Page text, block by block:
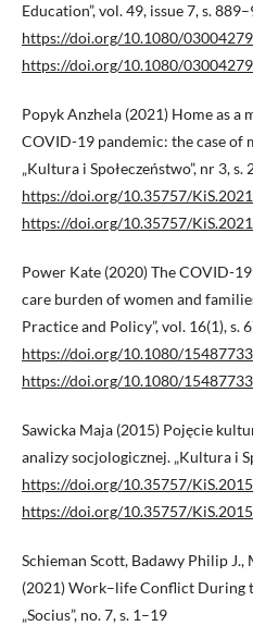
Education”, vol. 49, issue 7, s.
https://doi.org/10.1080/
https://doi.org/10.1080/
Popyk Anzhela (2021) Home as a
COVID-19 pandemic: the case of
„Kultura i Społeczeństwo”, nr 3, s.
https://doi.org/10.35757/
https://doi.org/10.35757/
Power Kate (2020) The COVID-
care burden of women and
Practice and Policy”, vol. 16(1), s.
https://doi.org/10.1080/
https://doi.org/10.1080/
Sawicka Maja (2015) Pojęcie
analizy socjologicznej. „Kultura i
https://doi.org/10.35757/
https://doi.org/10.35757/
Schieman Scott, Badawy Philip
(2021) Work–life Conflict During
„Socius”, no. 7, s. 1–19